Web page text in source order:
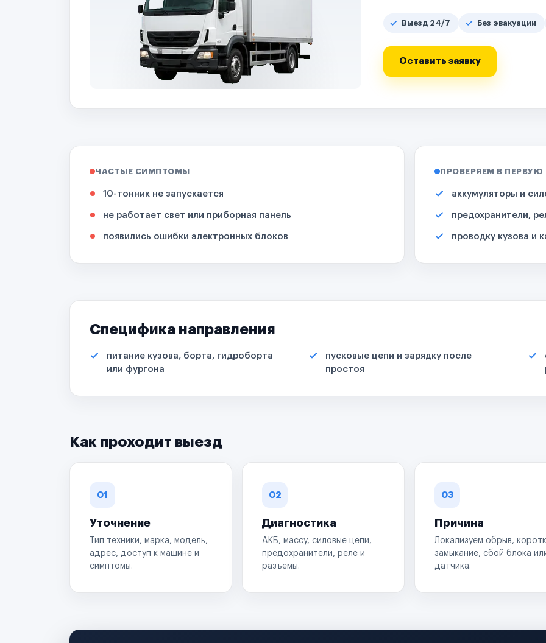
Выезд 24/7 Без эвакуации
Оставить заявку
ЧАСТЫЕ СИМПТОМЫ
10-тонник не запускается
не работает свет или приборная панель
появились ошибки электронных блоков
ПРОВЕРЯЕМ В ПЕРВУЮ
аккумуляторы и
предохранители,
проводку кузова и
Специфика направления
питание кузова, борта, гидроборта
или фургона
пусковые цепи и зарядку после
простоя
Как проходит выезд
01
Уточнение
Тип техники, марка, модель,
адрес, доступ к машине и
симптомы.
02
Диагностика
АКБ, массу, силовые цепи,
предохранители, реле и
разъемы.
03
Причина
Локализуем обрыв,
замыкание, сбой блока
датчика.